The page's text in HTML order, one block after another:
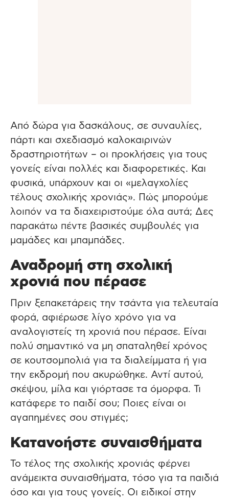
Από δώρα για δασκάλους, σε συναυλίες,
πάρτι και σχεδιασμό καλοκαιρινών
δραστηριοτήτων – οι προκλήσεις για τους
γονείς είναι πολλές και διαφορετικές. Και
φυσικά, υπάρχουν και οι «μελαγχολίες
τέλους σχολικής χρονιάς». Πώς μπορούμε
λοιπόν να τα διαχειριστούμε όλα αυτά; Δες
παρακάτω πέντε βασικές συμβουλές για
μαμάδες και μπαμπάδες.
Αναδρομή στη σχολική
χρονιά που πέρασε
Πριν ξεπακετάρεις την τσάντα για τελευταία
φορά, αφιέρωσε λίγο χρόνο για να
αναλογιστείς τη χρονιά που πέρασε. Είναι
πολύ σημαντικό να μη σπαταληθεί χρόνος
σε κουτσομπολιά για τα διαλείμματα ή για
την εκδρομή που ακυρώθηκε. Αντί αυτού,
σκέψου, μίλα και γιόρτασε τα όμορφα. Τι
κατάφερε το παιδί σου; Ποιες είναι οι
αγαπημένες σου στιγμές;
Κατανοήστε συναισθήματα
Το τέλος της σχολικής χρονιάς φέρνει
ανάμεικτα συναισθήματα, τόσο για τα παιδιά
όσο και για τους γονείς. Οι ειδικοί στην